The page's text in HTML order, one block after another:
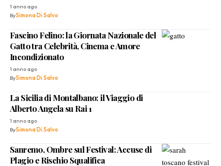
1 anno ago
BySimona Di Salvo
Fascino Felino: la Giornata Nazionale del
Gatto tra Celebrità, Cinema e Amore
Incondizionato
1 anno ago
BySimona Di Salvo
La Sicilia di Montalbano: il Viaggio di
Alberto Angela su Rai 1
1 anno ago
BySimona Di Salvo
Sanremo, Ombre sul Festival: Accuse di
Plagio e Rischio Squalifica